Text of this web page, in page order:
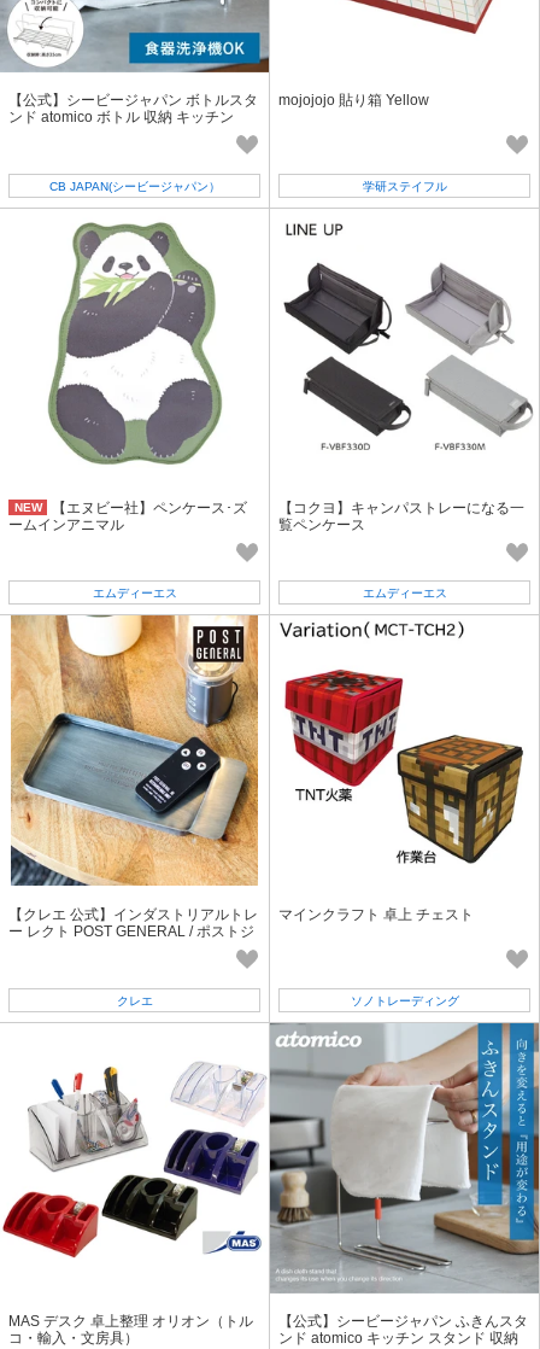
【公式】シービージャパン ボトルスタ
ンド atomico ボトル 収納 キッチン
CB JAPAN(シービージャパン）
mojojojo 貼り箱 Yellow
学研ステイフル
NEW
【エヌビー社】ペンケース･ズ
ームインアニマル
エムディーエス
【コクヨ】キャンパストレーになる一
覧ペンケース
エムディーエス
【クレエ 公式】インダストリアルトレ
ー レクト POST GENERAL / ポストジ
クレエ
マインクラフト 卓上 チェスト
ソノトレーディング
MAS デスク 卓上整理 オリオン（トル
コ・輸入・文房具）
【公式】シービージャパン ふきんスタ
ンド atomico キッチン スタンド 収納